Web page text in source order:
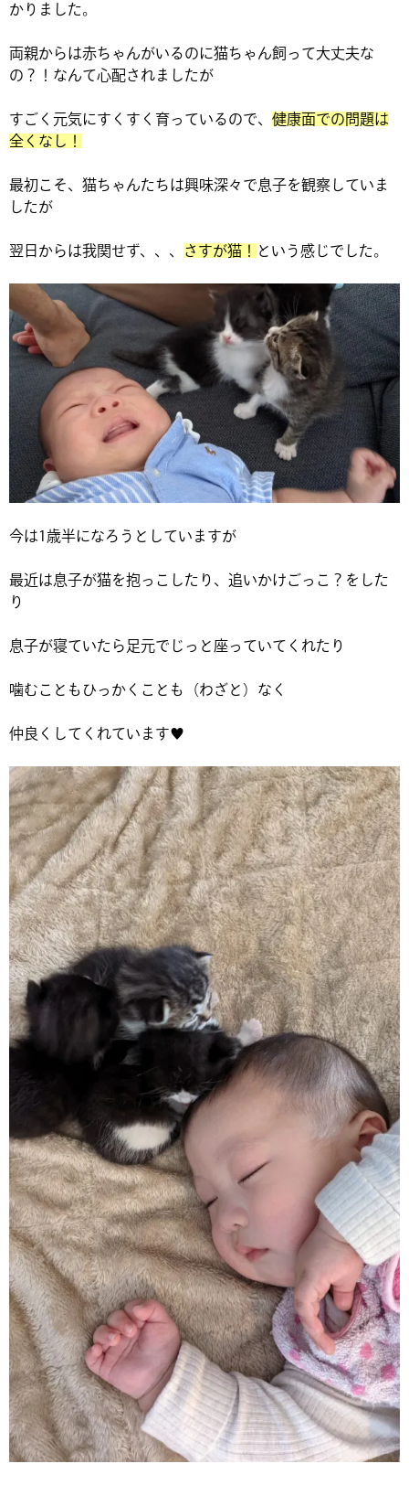
かりました。
両親からは赤ちゃんがいるのに猫ちゃん飼って大丈夫な
の？！なんて心配されましたが
すごく元気にすくすく育っているので、 健康面での問題は
全くなし！
最初こそ、猫ちゃんたちは興味深々で息子を観察していま
したが
翌日からは我関せず、、、 さすが猫！ という感じでした。
今は1歳半になろうとしていますが
最近は息子が猫を抱っこしたり、追いかけごっこ？をした
り
息子が寝ていたら足元でじっと座っていてくれたり
噛むこともひっかくことも（わざと）なく
仲良くしてくれています♥